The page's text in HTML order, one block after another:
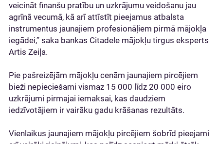
veicināt finanšu pratību un uzkrājumu veidošanu jau
agrīnā vecumā, kā arī attīstīt pieejamus atbalsta
instrumentus jaunajiem profesionāļiem pirmā mājokļa
iegādei,” saka bankas Citadele mājokļu tirgus eksperts
Artis Zeiļa.
Pie pašreizējām mājokļu cenām jaunajiem pircējiem
bieži nepieciešami vismaz 15 000 līdz 20 000 eiro
uzkrājumi pirmajai iemaksai, kas daudziem
iedzīvotājiem ir vairāku gadu krāšanas rezultāts.
Vienlaikus jaunajiem mājokļu pircējiem šobrīd pieejami